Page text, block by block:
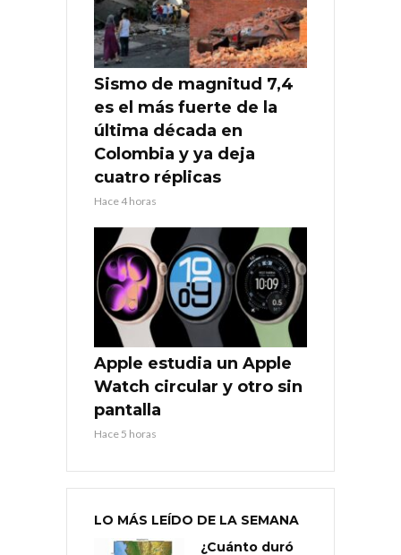
Sismo de magnitud 7,4
es el más fuerte de la
última década en
Colombia y ya deja
cuatro réplicas
Hace 4 horas
Apple estudia un Apple
Watch circular y otro sin
pantalla
Hace 5 horas
LO MÁS LEÍDO DE LA SEMANA
¿Cuánto duró